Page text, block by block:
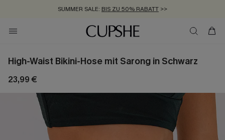
SUMMER SALE: BIS ZU 50% RABATT >>
ZUM NEWSLETTER:BIS ZU -20% EXTRA ERHALTEN
KOSTENLOSER VERSAND AB 89 €
High-Waist Bikini-Hose mit Sarong in Schwarz
23,99 €